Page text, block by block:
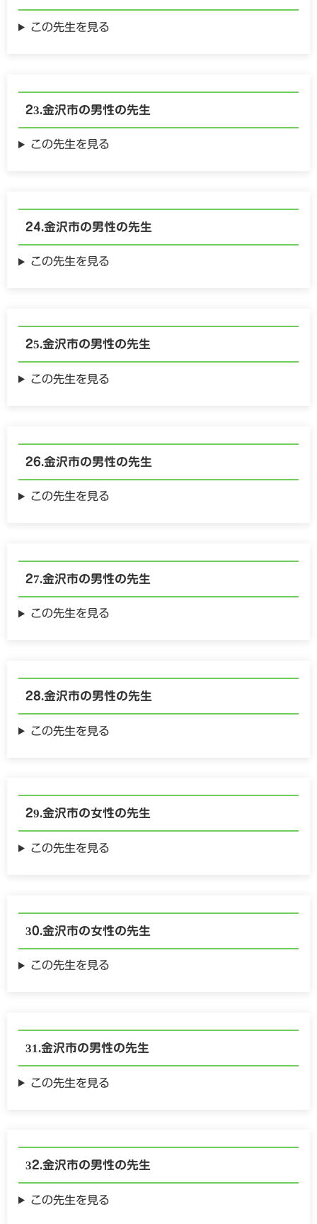
この先生を見る
金沢市の男性の先生
この先生を見る
金沢市の男性の先生
この先生を見る
金沢市の男性の先生
この先生を見る
金沢市の男性の先生
この先生を見る
金沢市の男性の先生
この先生を見る
金沢市の男性の先生
この先生を見る
金沢市の女性の先生
この先生を見る
金沢市の女性の先生
この先生を見る
金沢市の男性の先生
この先生を見る
金沢市の男性の先生
この先生を見る